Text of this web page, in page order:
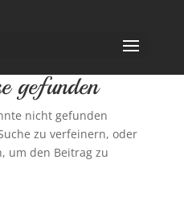
gefunden
nicht gefunden
zu verfeinern, oder
um den Beitrag zu